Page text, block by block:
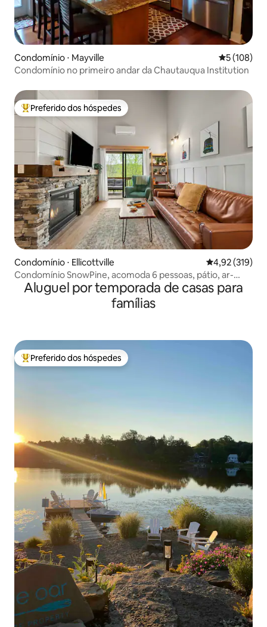
Condomínio ⋅ Mayville 5 de uma
5 (108)
Condomínio no primeiro andar da Chautauqua Institution
Entre os melhores preferidos dos hóspedes
Preferido dos hóspedes
Condomínio ⋅ Ellicottville 4,92 de uma
4,92 (319)
Condomínio SnowPine, acomoda 6 pessoas, pátio, ar-
condicionado
Aluguel por temporada de casas para
famílias
Entre os melhores preferidos dos hóspedes
Preferido dos hóspedes